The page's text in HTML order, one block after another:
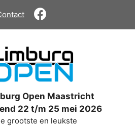
Open Maastricht
22 t/m 25 mei 2026
grootste en leukste